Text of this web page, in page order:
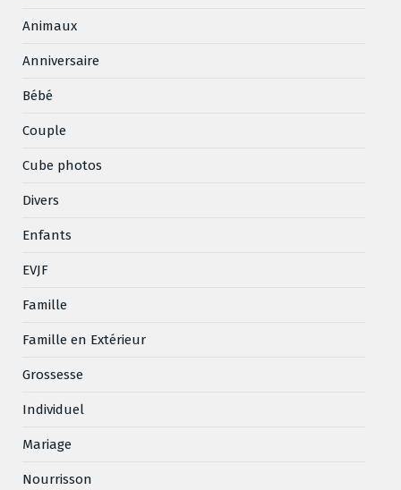
Animaux
Anniversaire
Bébé
Couple
Cube photos
Divers
Enfants
EVJF
Famille
Famille en Extérieur
Grossesse
Individuel
Mariage
Nourrisson